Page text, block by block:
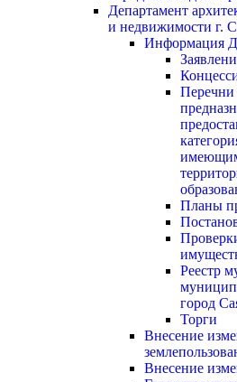
Департамент
и недвижимости г.
Информация
Перечни
имеющим
Планы
Реестр
город
Торги
Внесение
Внесение